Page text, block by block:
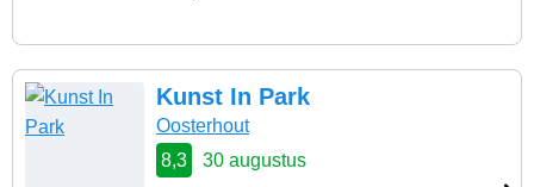
Kunst In Park
Oosterhout
8,3
30 augustus